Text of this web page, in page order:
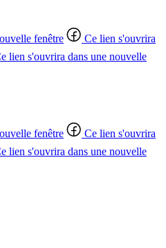
fenêtre
Ce lien s'ouvrira
lien s'ouvrira dans une nouvelle
fenêtre
Ce lien s'ouvrira
lien s'ouvrira dans une nouvelle